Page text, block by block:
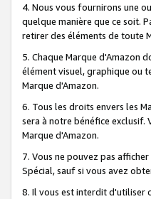
4. Nous vous fournirons une
quelque manière que ce soit.
retirer des éléments de toute
5. Chaque Marque d'Amazon
élément visuel, graphique ou
Marque d'Amazon.
6. Tous les droits envers les
sera à notre bénéfice
Marque d'Amazon.
7. Vous ne pouvez pas
Spécial, sauf si vous avez
8. Il vous est interdit d'utiliser